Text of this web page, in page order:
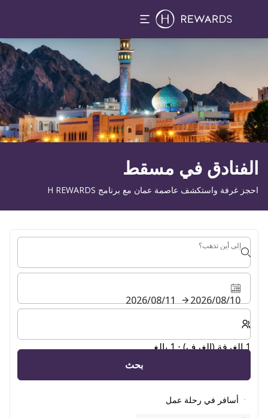
الفنادق في مسقط
احجز غرفة واستكشف عاصمة عمان مع برنامج H REWARDS
إلى أين تذهب؟
إلى أين تذهب؟
10‏/08‏/2026
11‏/08‏/2026
حدد عدد الغرف والضيوف لإقامتك
1 الغرفة (الغرف) ⋅ 1 بالغ
بحث
أسافر في رحلة عمل